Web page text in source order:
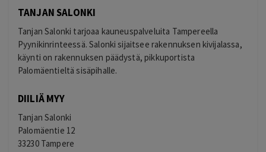
TANJAN SALONKI
Tanjan Salonki tarjoaa kauneuspalveluita Tampereella
Pyynikinrinteessä. Salonki sijaitsee rakennuksen kivijalassa,
käynti on rakennuksen päädystä, pikkuportista
Palomäentieltä sisäpihalle.
DIILIÄ MYY
Tanjan Salonki
Palomäentie 12
33230 Tampere